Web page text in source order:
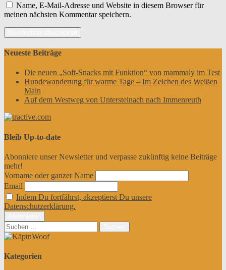
Name, E-Mail-Adresse und Website in diesem Browser für
meinen nächsten Kommentar speichern.
Neueste Beiträge
Die neuen „Soft-Snacks mit Funktion“ von mammaly im Test
Hundewanderung für warme Tage – Im Zeichen des Weißen
Main
Auf dem Westweg von Untersteinach nach Immenreuth
Bleib Up-to-date
Abonniere unser Newsletter und verpasse zukünftig keine Beiträge
mehr!
Vorname oder ganzer Name
Email
Indem Du fortfährst, akzeptierst Du unsere
Datenschutzerklärung.
Suchen
nach:
Kategorien